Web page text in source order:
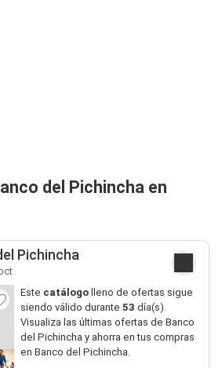
del Pichincha en
Pichincha
Este catálogo lleno de ofertas sigue
siendo válido durante 53 día(s).
Visualiza las últimas ofertas de Banco
del Pichincha y ahorra en tus compras
en Banco del Pichincha.